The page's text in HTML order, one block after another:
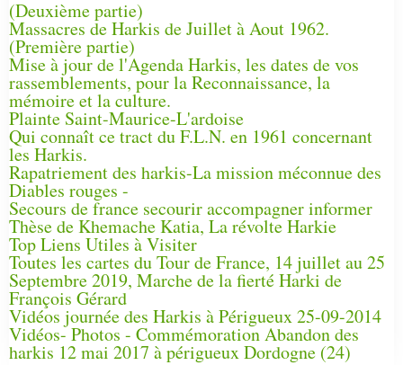
(Deuxième partie)
Massacres de Harkis de Juillet à Aout 1962.
(Première partie)
Mise à jour de l'Agenda Harkis, les dates de vos
rassemblements, pour la Reconnaissance, la
mémoire et la culture.
Plainte Saint-Maurice-L'ardoise
Qui connaît ce tract du F.L.N. en 1961 concernant
les Harkis.
Rapatriement des harkis-La mission méconnue des
Diables rouges -
Secours de france secourir accompagner informer
Thèse de Khemache Katia, La révolte Harkie
Top Liens Utiles à Visiter
Toutes les cartes du Tour de France, 14 juillet au 25
Septembre 2019, Marche de la fierté Harki de
François Gérard
Vidéos journée des Harkis à Périgueux 25-09-2014
Vidéos- Photos - Commémoration Abandon des
harkis 12 mai 2017 à périgueux Dordogne (24)